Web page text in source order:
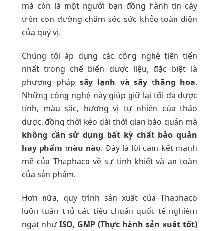
mà còn là một người bạn đồng hành tin cậy
trên con đường chăm sóc sức khỏe toàn diện
của quý vị.
Chúng tôi áp dụng các công nghệ tiên tiến
nhất trong chế biến dược liệu, đặc biệt là
phương phápsấy lạnh và sấy thăng hoa.
Những công nghệ này giúp giữ lại tối đa dược
tính, màu sắc, hương vị tự nhiên của thảo
dược, đồng thời kéo dài thời gian bảo quản mà
không cần sử dụng bất kỳ chất bảo quản
hay phẩm màu nào. Đây là lời cam kết mạnh
mẽ của Thaphaco về sự tinh khiết và an toàn
của sản phẩm.
Hơn nữa, quy trình sản xuất của Thaphaco
luôn tuân thủ các tiêu chuẩn quốc tế nghiêm
ngặt nhưISO, GMP (Thực hành sản xuất tốt)